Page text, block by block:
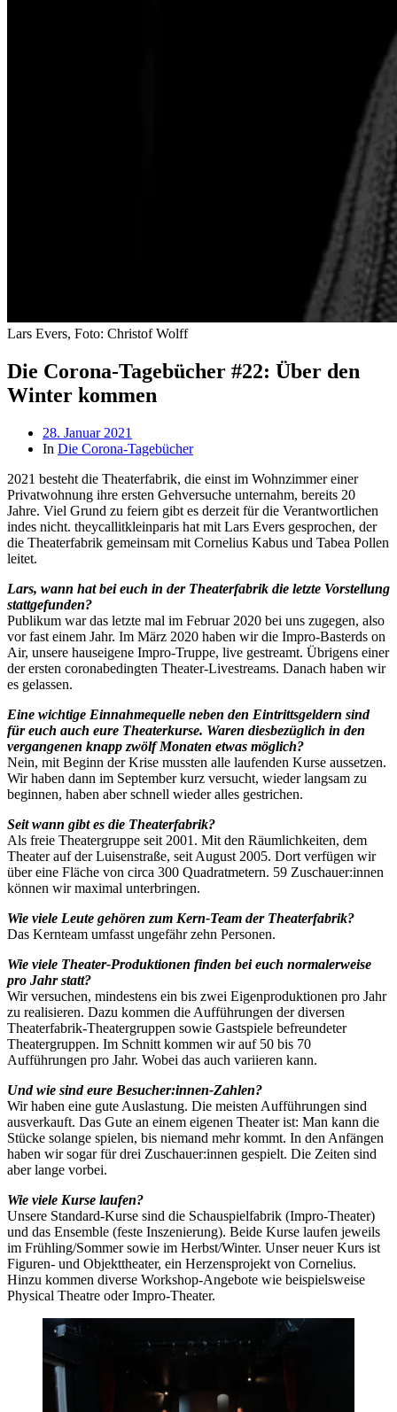
Lars Evers, Foto: Christof Wolff
Die Corona-Tagebücher #22: Über den
Winter kommen
Beitragsdatum
28. Januar 2021
In Die Corona-Tagebücher
2021 besteht die Theaterfabrik, die einst im Wohnzimmer einer
Privatwohnung ihre ersten Gehversuche unternahm, bereits 20
Jahre. Viel Grund zu feiern gibt es derzeit für die Verantwortlichen
indes nicht. theycallitkleinparis hat mit Lars Evers gesprochen, der
die Theaterfabrik gemeinsam mit Cornelius Kabus und Tabea Pollen
leitet.
Lars, wann hat bei euch in der Theaterfabrik die letzte Vorstellung
stattgefunden?
Publikum war das letzte mal im Februar 2020 bei uns zugegen, also
vor fast einem Jahr. Im März 2020 haben wir die Impro-Basterds on
Air, unsere hauseigene Impro-Truppe, live gestreamt. Übrigens einer
der ersten coronabedingten Theater-Livestreams. Danach haben wir
es gelassen.
Eine wichtige Einnahmequelle neben den Eintrittsgeldern sind
für euch auch eure Theaterkurse. Waren diesbezüglich in den
vergangenen knapp zwölf Monaten etwas möglich?
Nein, mit Beginn der Krise mussten alle laufenden Kurse aussetzen.
Wir haben dann im September kurz versucht, wieder langsam zu
beginnen, haben aber schnell wieder alles gestrichen.
Seit wann gibt es die Theaterfabrik?
Als freie Theatergruppe seit 2001. Mit den Räumlichkeiten, dem
Theater auf der Luisenstraße, seit August 2005. Dort verfügen wir
über eine Fläche von circa 300 Quadratmetern. 59 Zuschauer:innen
können wir maximal unterbringen.
Wie viele Leute gehören zum Kern-Team der Theaterfabrik?
Das Kernteam umfasst ungefähr zehn Personen.
Wie viele Theater-Produktionen finden bei euch normalerweise
pro Jahr statt?
Wir versuchen, mindestens ein bis zwei Eigenproduktionen pro Jahr
zu realisieren. Dazu kommen die Aufführungen der diversen
Theaterfabrik-Theatergruppen sowie Gastspiele befreundeter
Theatergruppen. Im Schnitt kommen wir auf 50 bis 70
Aufführungen pro Jahr. Wobei das auch variieren kann.
Und wie sind eure Besucher:innen-Zahlen?
Wir haben eine gute Auslastung. Die meisten Aufführungen sind
ausverkauft. Das Gute an einem eigenen Theater ist: Man kann die
Stücke solange spielen, bis niemand mehr kommt. In den Anfängen
haben wir sogar für drei Zuschauer:innen gespielt. Die Zeiten sind
aber lange vorbei.
Wie viele Kurse laufen?
Unsere Standard-Kurse sind die Schauspielfabrik (Impro-Theater)
und das Ensemble (feste Inszenierung). Beide Kurse laufen jeweils
im Frühling/Sommer sowie im Herbst/Winter. Unser neuer Kurs ist
Figuren- und Objekttheater, ein Herzensprojekt von Cornelius.
Hinzu kommen diverse Workshop-Angebote wie beispielsweise
Physical Theatre oder Impro-Theater.